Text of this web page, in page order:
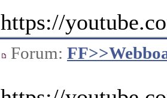
https://
Forum: